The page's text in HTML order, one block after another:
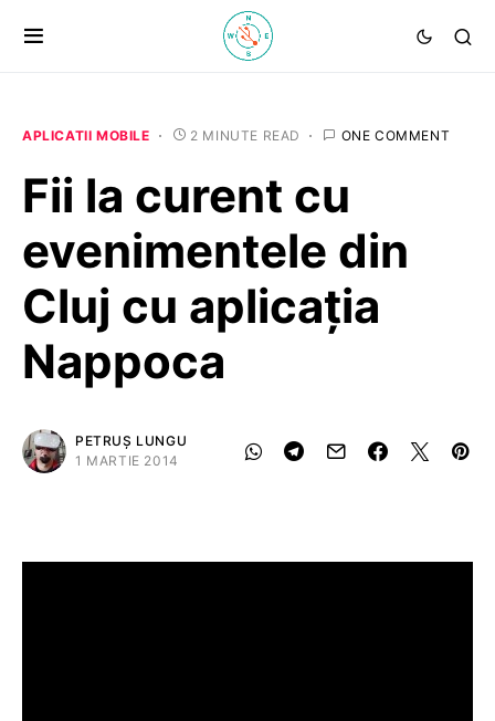
APLICATII MOBILE 2 MINUTE READ ONE COMMENT
Fii la curent cu
evenimentele din
Cluj cu aplicaţia
Nappoca
PETRUȘ LUNGU
1 MARTIE 2014